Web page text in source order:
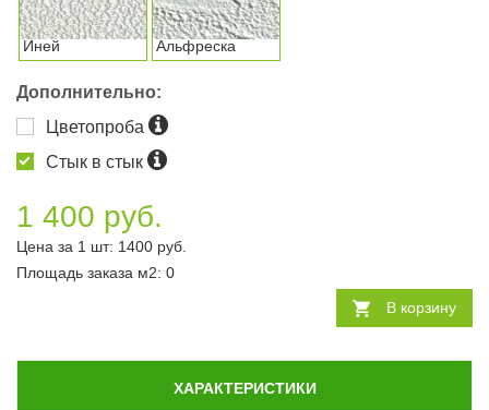
Иней Альфреска
Дополнительно:
Цветопроба
Стык в стык
1 400 руб.
Цена за 1 шт: 1400 руб.
Площадь заказа м2: 0
В корзину
ХАРАКТЕРИСТИКИ